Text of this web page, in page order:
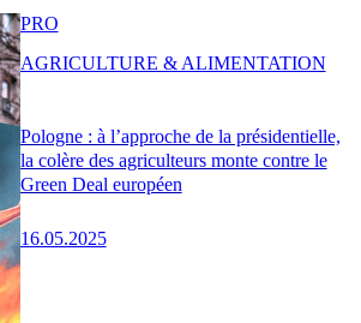
Pologne : à l’approche de la présidentielle,
la colère des agriculteurs monte contre le
Green Deal européen
16.05.2025
PRO
AGRICULTURE & ALIMENTATION